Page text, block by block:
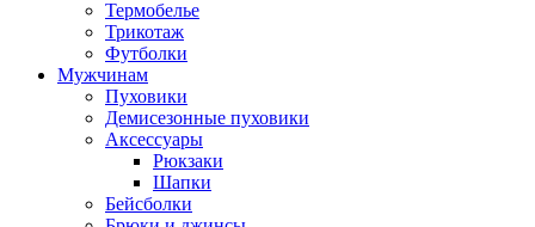
Термобелье
Трикотаж
Футболки
Мужчинам
Пуховики
Демисезонные пуховики
Аксессуары
Рюкзаки
Шапки
Бейсболки